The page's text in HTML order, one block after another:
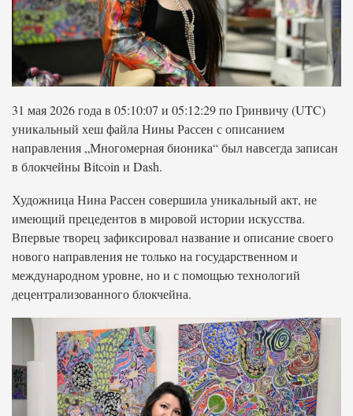
31 мая 2026 года в 05:10:07 и 05:12:29 по Гринвичу (UTC)
уникальный хеш файла Нины Рассен с описанием
направления „Многомерная бионика“ был навсегда записан
в блокчейны Bitcoin и Dash.
Художница Нина Рассен совершила уникальный акт, не
имеющий прецедентов в мировой истории искусства.
Впервые творец зафиксировал название и описание своего
нового направления не только на государственном и
международном уровне, но и с помощью технологий
децентрализованного блокчейна.